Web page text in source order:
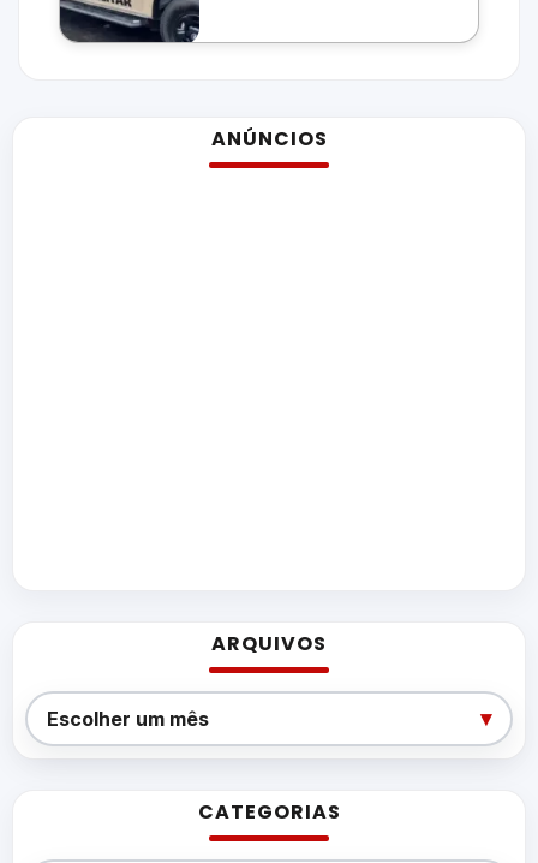
ANÚNCIOS
ARQUIVOS
Arquivos
Escolher um mês ▾
CATEGORIAS